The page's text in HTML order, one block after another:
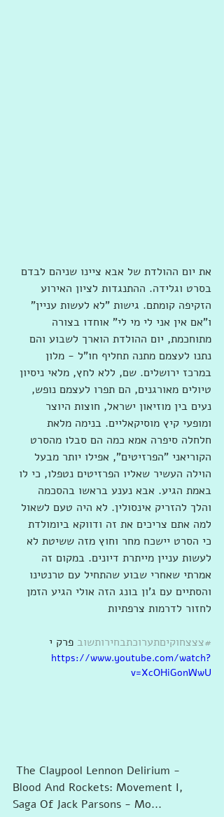
את יום ההולדת של אבא ציינו שניהם לבדם
בסרט וגלידה. ההתנגדות לציון האירוע
הזקיפה קומתם. גישות "לא לעשות עניין"
ו"אם אין אני לי מי לי" אוחדו בצורה
מתוחכמת, יום ההולדת הוארך לשבוע והם
נתנו לעצמם מתנה תחליף חו"ל - מלון
במרכז ירושלים. שם, ללא לחץ, מלאי ניסיון
טיולים מאורגנים, הם תפרו לעצמם נופש,
נעים בין מוזיאון ישראל, חוצות היוצר
ומופעי קיץ מוסיקאליים. בנימה מלאת
חלחלה סיפרה אמא כמה הם סבלו מהסרט
הקוריאני "הפרזיטים", אפילו יותר מבעל
הוילה העשיר שאליו הפרזיטים נטפלו, כי לו
באמת הגיע. אבא נענע בראשו בהסכמה
והלך להזריק אינסולין. לא היה טעם לשאול
למה אתם צריכים את זה ודווקא ביומולדת
כי הסרט יישכח מחר וחוץ מזה ששיטת לא
לעשות עניין מייתרת דיונים. במקום זה
אמרתי שאחרי שבוע שהתחיל עם טרנטינו
והסתיים עם ג'ון בונג הזה אולי הגיע הזמן
לחזור לדרמות צרפתיות
#צצצחוקיםתערוכתבחירותשוב פרק י
https://www.youtube.com/watch?
v=XcOHiGonWwU
Blood And Rockets: Movement I,
Saga Of Jack Parsons - Mo...